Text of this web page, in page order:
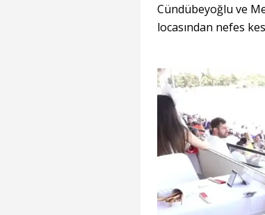
Cündübeyoğlu ve
locasından nefes